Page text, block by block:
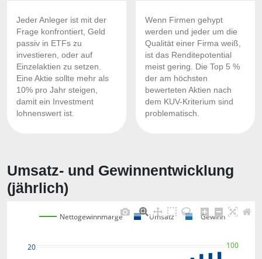
Jeder Anleger ist mit der
Frage konfrontiert, Geld
passiv in ETFs zu
investieren, oder auf
Einzelaktien zu setzen.
Eine Aktie sollte mehr als
10% pro Jahr steigen,
damit ein Investment
lohnenswert ist.
Wenn Firmen gehypt
werden und jeder um die
Qualität einer Firma weiß,
ist das Renditepotential
meist gering. Die Top 5 %
der am höchsten
bewerteten Aktien nach
dem KUV-Kriterium sind
problematisch.
Umsatz- und Gewinnentwicklung
(jährlich)
20 100
Nettogewinnmarge Umsatz Gewinn